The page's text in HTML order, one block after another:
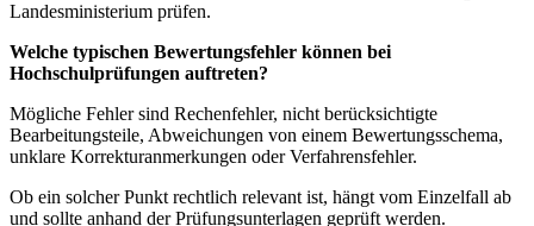
Landesministerium prüfen.
Welche typischen Bewertungsfehler können bei
Hochschulprüfungen auftreten?
Mögliche Fehler sind Rechenfehler, nicht berücksichtigte
Bearbeitungsteile, Abweichungen von einem Bewertungsschema,
unklare Korrekturanmerkungen oder Verfahrensfehler.
Ob ein solcher Punkt rechtlich relevant ist, hängt vom Einzelfall ab
und sollte anhand der Prüfungsunterlagen geprüft werden.